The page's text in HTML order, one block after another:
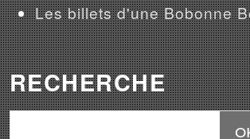
Les billets d'une Bobonne
RECHERCHE